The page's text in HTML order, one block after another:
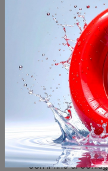
Mobili
Al fine di dare
supporto con
degli spazi e
montaggio mobili
decorare i locali
riguardo verso
fondamentale.
tuoi locali con
con il fine di